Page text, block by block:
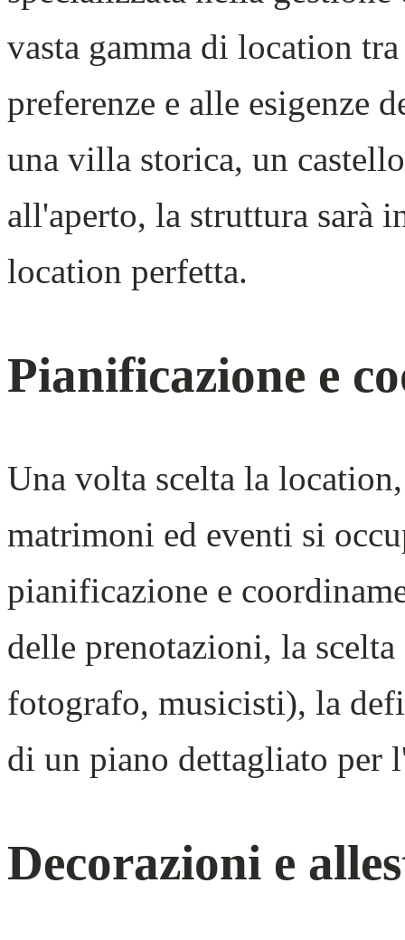
vasta gamma di location
preferenze e alle esigenze
una villa storica, un
all'aperto, la struttura sarà
location perfetta.
Pianificazione e
Una volta scelta la
matrimoni ed eventi si
pianificazione e
delle prenotazioni, la
fotografo, musicisti), la
di un piano dettagliato per
Decorazioni e